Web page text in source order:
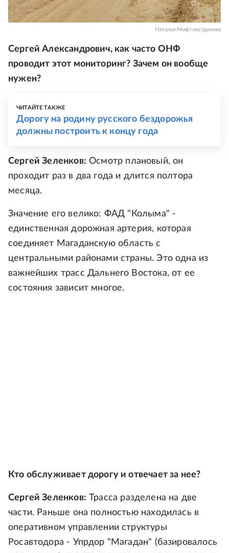
Наталья Мифтахутдинова
Сергей Александрович, как часто ОНФ
проводит этот мониторинг? Зачем он вообще
нужен?
ЧИТАЙТЕ ТАКЖЕ
Дорогу на родину русского бездорожья
должны построить к концу года
Сергей Зеленков: Осмотр плановый, он
проходит раз в два года и длится полтора
месяца.
Значение его велико: ФАД "Колыма" -
единственная дорожная артерия, которая
соединяет Магаданскую область с
центральными районами страны. Это одна из
важнейших трасс Дальнего Востока, от ее
состояния зависит многое.
Кто обслуживает дорогу и отвечает за нее?
Сергей Зеленков: Трасса разделена на две
части. Раньше она полностью находилась в
оперативном управлении структуры
Росавтодора - Упрдор "Магадан" (базировалось